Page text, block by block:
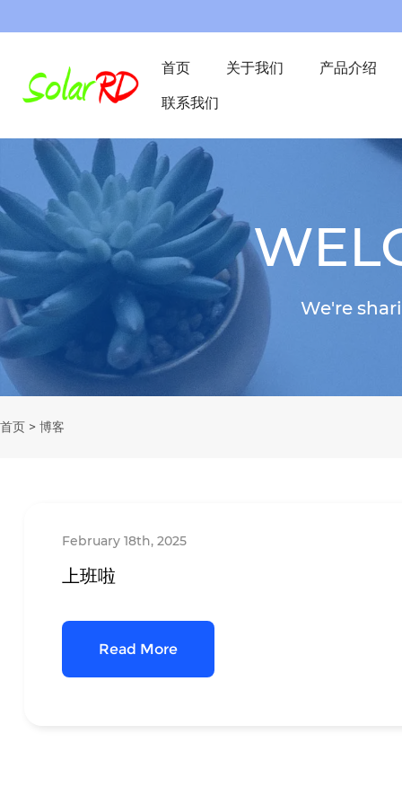
首页 关于我们 产品介绍
联系我们
We're
首页 > 博客
February 18th, 2025
上班啦
Read More